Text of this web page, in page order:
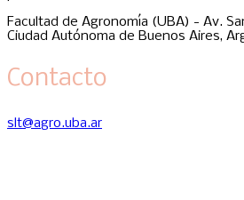
Facultad de Agronomía (UBA) - Av.
Ciudad Autónoma de Buenos Aires,
Contacto
slt@agro.uba.ar